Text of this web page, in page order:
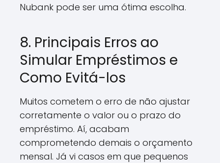
Nubank pode ser uma ótima escolha.
8. Principais Erros ao
Simular Empréstimos e
Como Evitá-los
Muitos cometem o erro de não ajustar
corretamente o valor ou o prazo do
empréstimo. Aí, acabam
comprometendo demais o orçamento
mensal. Já vi casos em que pequenos